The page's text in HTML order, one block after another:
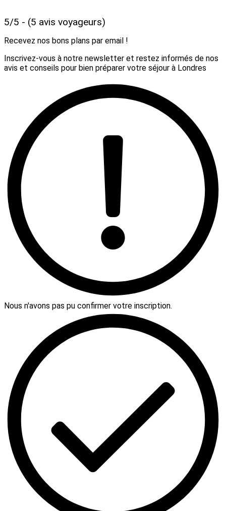
5/5 - (5 avis voyageurs)
Recevez nos bons plans par email !
Inscrivez-vous à notre newsletter et restez informés de nos
avis et conseils pour bien préparer votre séjour à Londres
Nous n'avons pas pu confirmer votre inscription.